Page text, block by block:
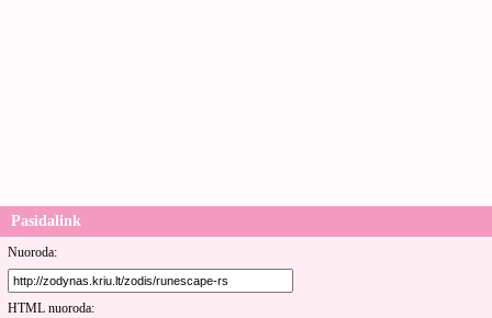
Pasidalink
Nuoroda:
HTML nuoroda: